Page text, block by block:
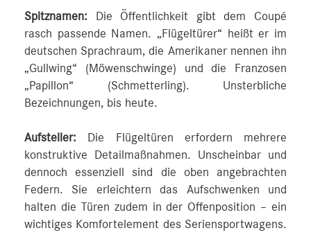
Spitznamen: Die Öffentlichkeit gibt dem Coupé
rasch passende Namen. „Flügeltürer“ heißt er im
deutschen Sprachraum, die Amerikaner nennen ihn
„Gullwing“ (Möwenschwinge) und die Franzosen
„Papillon“ (Schmetterling). Unsterbliche
Bezeichnungen, bis heute.
Aufsteller: Die Flügeltüren erfordern mehrere
konstruktive Detailmaßnahmen. Unscheinbar und
dennoch essenziell sind die oben angebrachten
Federn. Sie erleichtern das Aufschwenken und
halten die Türen zudem in der Offenposition – ein
wichtiges Komfortelement des Seriensportwagens.